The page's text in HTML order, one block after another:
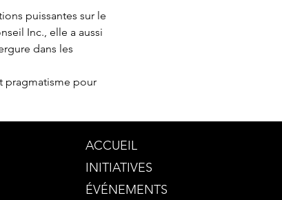
puissantes sur le
Inc., elle a aussi
dans les
pragmatisme pour
ACCUEIL
INITIATIVES
ÉVÉNEMENTS